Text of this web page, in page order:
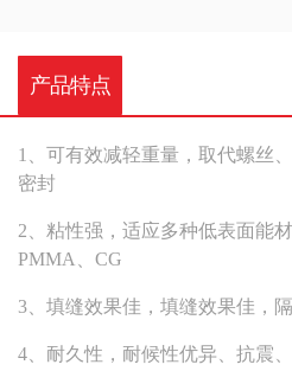
产品特点
1、可有效减轻重量，取代螺丝
密封
2、粘性强，适应多种低表面能材
PMMA、CG
3、填缝效果佳，填缝效果佳，
4、耐久性，耐候性优异、抗震